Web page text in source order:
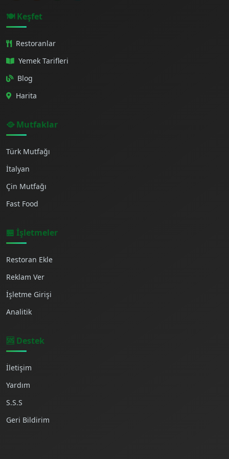
🍽️ Keşfet
Restoranlar
Yemek Tarifleri
Blog
Harita
🥘 Mutfaklar
Türk Mutfağı
İtalyan
Çin Mutfağı
Fast Food
🏪 İşletmeler
Restoran Ekle
Reklam Ver
İşletme Girişi
Analitik
🆘 Destek
İletişim
Yardım
S.S.S
Geri Bildirim